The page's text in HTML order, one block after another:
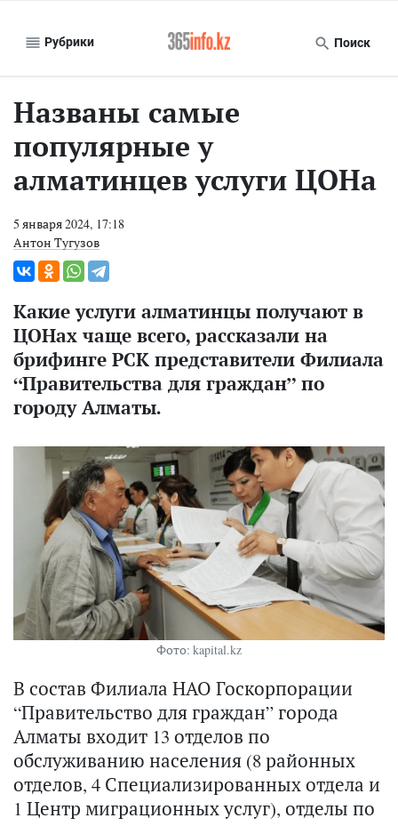
Рубрики Поиск
Названы самые
популярные у
алматинцев услуги ЦОНа
5 января 2024, 17:18
Антон Тугузов
Какие услуги алматинцы получают в
ЦОНах чаще всего, рассказали на
брифинге РСК представители Филиала
“Правительства для граждан” по
городу Алматы.
Фото: kapital.kz
В состав Филиала НАО Госкорпорации
“Правительство для граждан” города
Алматы входит 13 отделов по
обслуживанию населения (8 районных
отделов, 4 Специализированных отдела и
1 Центр миграционных услуг), отделы по